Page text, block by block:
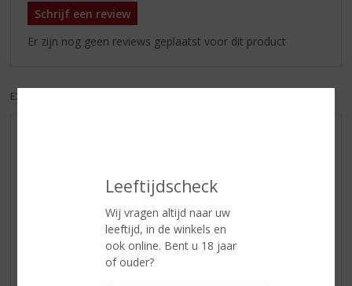
Leeftijdscheck
Wij vragen altijd naar uw
leeftijd, in de winkels en
ook online. Bent u 18 jaar
of ouder?
Schrijf een review
Er zijn nog geen reviews geplaatst voor dit product
EXCL. BTW
NIEUWE WHISKY
NIEUW OVERIG
WIJN VAN DE MAAND
WHISKY VAN DE MAAND